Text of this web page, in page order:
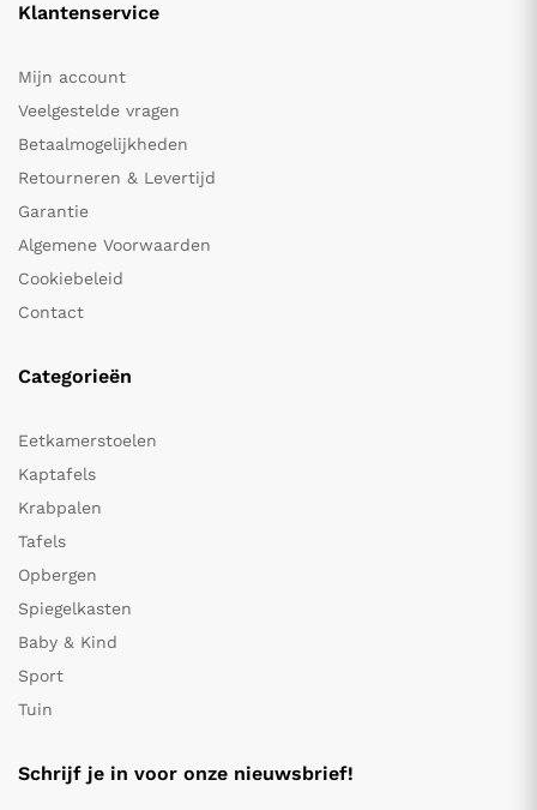
Klantenservice
Mijn account
Veelgestelde vragen
Betaalmogelijkheden
Retourneren & Levertijd
Garantie
Algemene Voorwaarden
Cookiebeleid
Contact
Categorieën
Eetkamerstoelen
Kaptafels
Krabpalen
Tafels
Opbergen
Spiegelkasten
Baby & Kind
Sport
Tuin
Schrijf je in voor onze nieuwsbrief!